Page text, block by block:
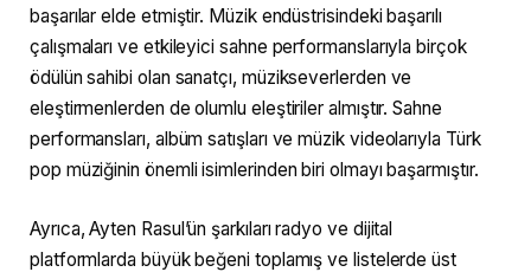
başarılar elde etmiştir. Müzik endüstrisindeki başarılı
çalışmaları ve etkileyici sahne performanslarıyla birçok
ödülün sahibi olan sanatçı, müzikseverlerden ve
eleştirmenlerden de olumlu eleştiriler almıştır. Sahne
performansları, albüm satışları ve müzik videolarıyla Türk
pop müziğinin önemli isimlerinden biri olmayı başarmıştır.
Ayrıca, Ayten Rasul’ün şarkıları radyo ve dijital
platformlarda büyük beğeni toplamış ve listelerde üst